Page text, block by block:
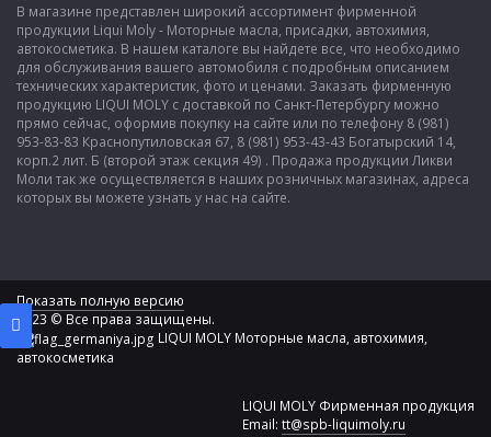
В магазине представлен широкий ассортимент фирменной
продукции Liqui Moly - Моторные масла, присадки, автохимия,
автокосметика. В нашем каталоге вы найдете все, что необходимо
для обслуживания вашего автомобиля с подробным описанием
технических характеристик, фото и ценами. Заказать фирменную
продукцию LIQUI MOLY с доставкой по Санкт-Петербургу можно
прямо сейчас, оформив покупку на сайте или по телефону 8 (981)
953-83-83 Краснопутиловская 67, 8 (981) 953-43-43 Богатырский 14,
корп.2 лит. Б (второй этаж секция 49) . Продажа продукции Ликви
Моли так же осуществляется в наших розничных магазинах, адреса
которых вы можете узнать у нас на сайте.
Показать полную версию
2023 © Все права защищены.
LIQUI MOLY Моторные масла, автохимия,
автокосметика
LIQUI MOLY Фирменная продукция
Email: tt@spb-liquimoly.ru